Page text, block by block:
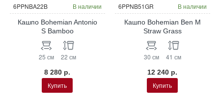
6PPNBA22B В наличии
Кашпо Bohemian Antonio
S Bamboo
25 см 22 см
8 280 р.
Купить
6PPNB51GR В наличии
Кашпо Bohemian Ben M
Straw Grass
30 см 41 см
12 240 р.
Купить